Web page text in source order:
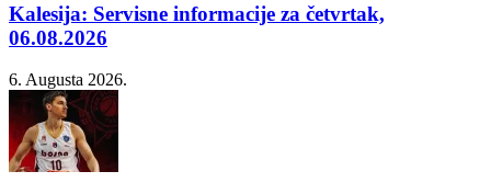
Kalesija: Servisne informacije za četvrtak,
06.08.2026
6. Augusta 2026.